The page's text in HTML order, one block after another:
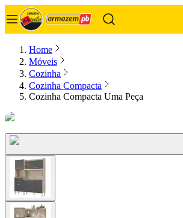
Home
Móveis
Cozinha
Cozinha Compacta
Cozinha Compacta Uma Peça